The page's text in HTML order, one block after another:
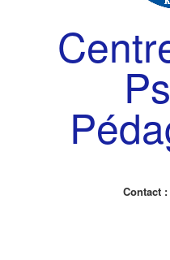
Contact :